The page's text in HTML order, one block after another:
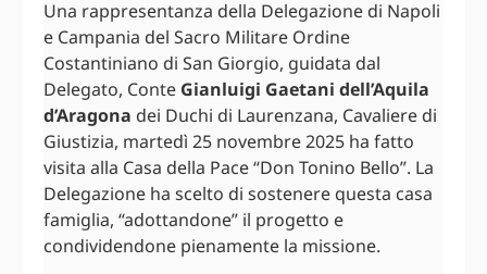
Una rappresentanza della Delegazione di Napoli
e Campania del Sacro Militare Ordine
Costantiniano di San Giorgio, guidata dal
Delegato, Conte Gianluigi Gaetani dell’Aquila
d’Aragona dei Duchi di Laurenzana, Cavaliere di
Giustizia, martedì 25 novembre 2025 ha fatto
visita alla Casa della Pace “Don Tonino Bello”. La
Delegazione ha scelto di sostenere questa casa
famiglia, “adottandone” il progetto e
condividendone pienamente la missione.